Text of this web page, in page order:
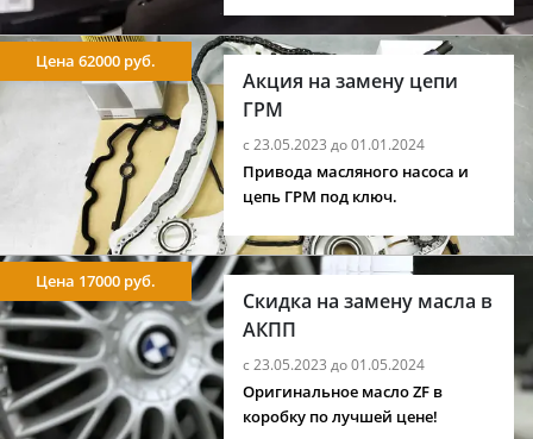
Акция на замену цепи
ГРМ
с 23.05.2023 до 01.01.2024
Цена 62000 руб.
Привода масляного насоса и
цепь ГРМ под ключ.
Скидка на замену масла в
АКПП
с 23.05.2023 до 01.05.2024
Цена 17000 руб.
Оригинальное масло ZF в
коробку по лучшей цене!